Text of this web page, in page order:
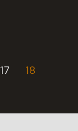
17 18